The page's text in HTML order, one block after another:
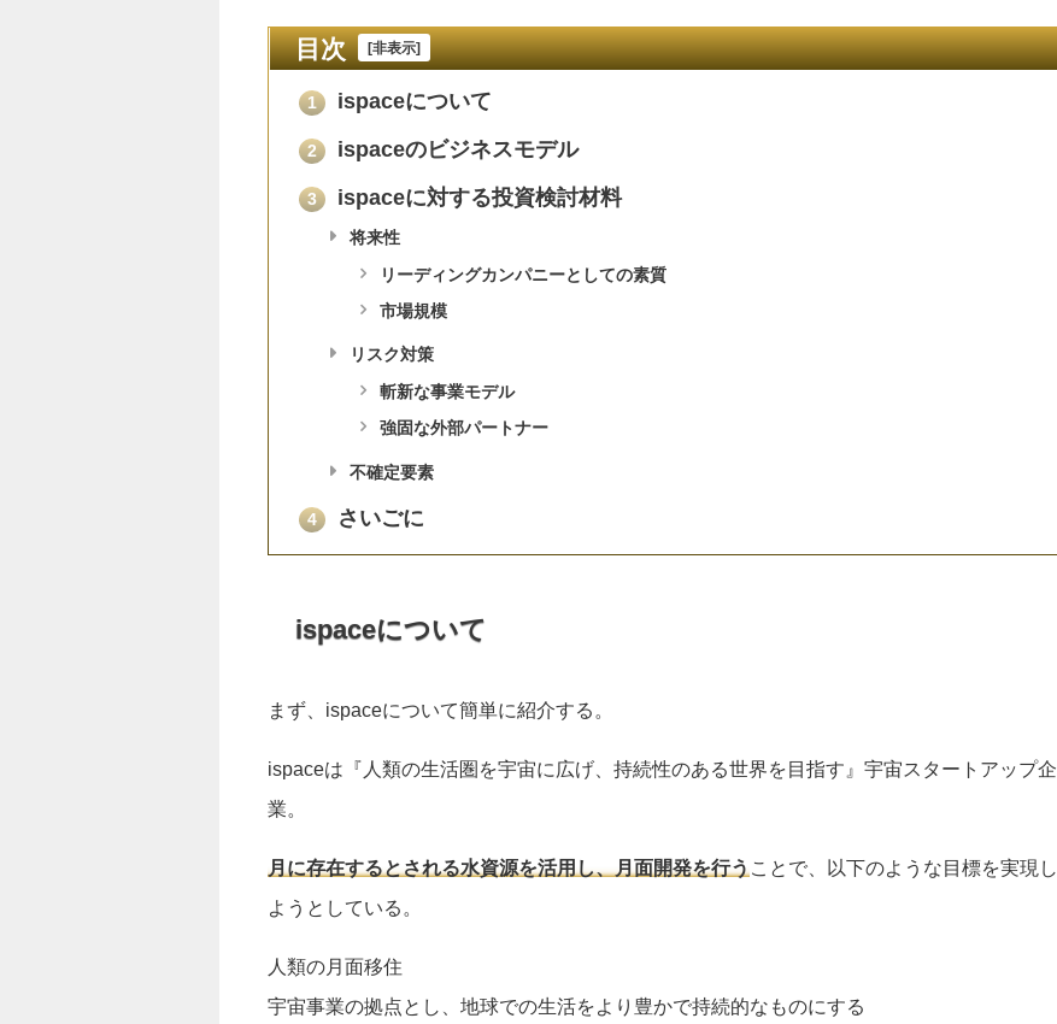
目次 [非表示]
1 ispaceについて
2 ispaceのビジネスモデル
3 ispaceに対する投資検討材料
将来性
リーディングカンパニーとしての素質
市場規模
リスク対策
斬新な事業モデル
強固な外部パートナー
不確定要素
4 さいごに
ispaceについて
まず、ispaceについて簡単に紹介する。
ispaceは『人類の生活圏を宇宙に広げ、持続性のある世界を目指す』宇宙スタートアップ企
業。
月に存在するとされる水資源を活用し、月面開発を行う ことで、以下のような目標を実現し
ようとしている。
人類の月面移住
宇宙事業の拠点とし、地球での生活をより豊かで持続的なものにする